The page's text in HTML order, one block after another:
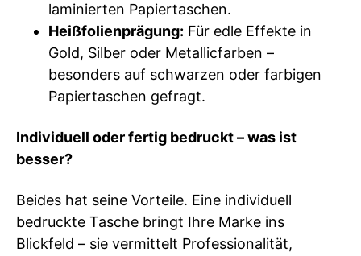
laminierten Papiertaschen.
Heißfolienprägung: Für edle Effekte in
Gold, Silber oder Metallicfarben –
besonders auf schwarzen oder farbigen
Papiertaschen gefragt.
Individuell oder fertig bedruckt – was ist
besser?
Beides hat seine Vorteile. Eine individuell
bedruckte Tasche bringt Ihre Marke ins
Blickfeld – sie vermittelt Professionalität,